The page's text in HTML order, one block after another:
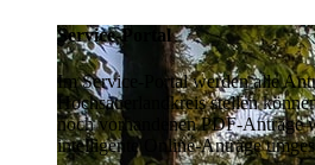
Service-Portal
Im Service-Portal werden alle
Hochsauerlandkreis stellen
noch vorhandenen PDF-Anträge
intelligente Online-Anträge